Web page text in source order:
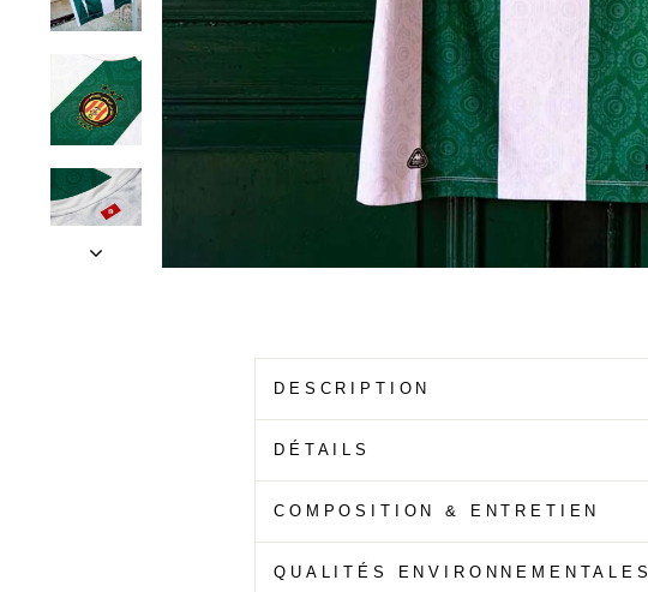
DESCRIPTION
DÉTAILS
COMPOSITION & ENTRETIEN
QUALITÉS ENVIRONNEMENTALES